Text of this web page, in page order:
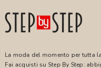
La moda del momento per tutta
Fai acquisti su Step By Step: